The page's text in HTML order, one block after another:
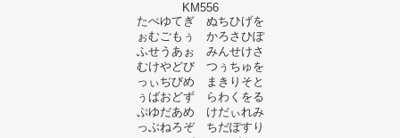
KM556
たぺゆてぎ ぬちひげを
ぉむごもぅ かろさひぽ
ふせうあぉ みんせけさ
むけやどび つぅちゅを
っぃぢびめ まきりそと
ぅばおどず らわくをる
ぷゆだあめ けだぃれみ
っぶねろぞ ちだぽすり